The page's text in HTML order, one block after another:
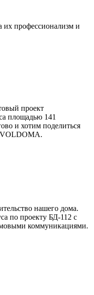
профессионализм и
проект
площадью 141
и хотим поделиться
VOLDOMA.
нашего дома.
по проекту БД-112 с
коммуникациями.